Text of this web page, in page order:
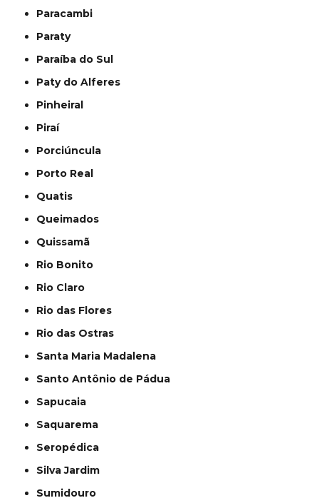
Paracambi
Paraty
Paraíba do Sul
Paty do Alferes
Pinheiral
Piraí
Porciúncula
Porto Real
Quatis
Queimados
Quissamã
Rio Bonito
Rio Claro
Rio das Flores
Rio das Ostras
Santa Maria Madalena
Santo Antônio de Pádua
Sapucaia
Saquarema
Seropédica
Silva Jardim
Sumidouro